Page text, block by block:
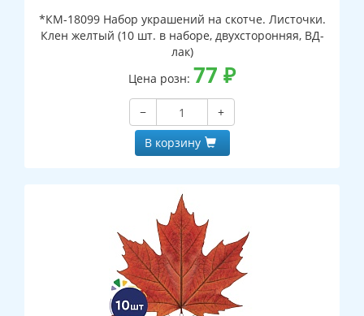
*КМ-18099 Набор украшений на скотче. Листочки.
Клен желтый (10 шт. в наборе, двухсторонняя, ВД-
лак)
Цена розн: 77 ₽
−
+
В корзину